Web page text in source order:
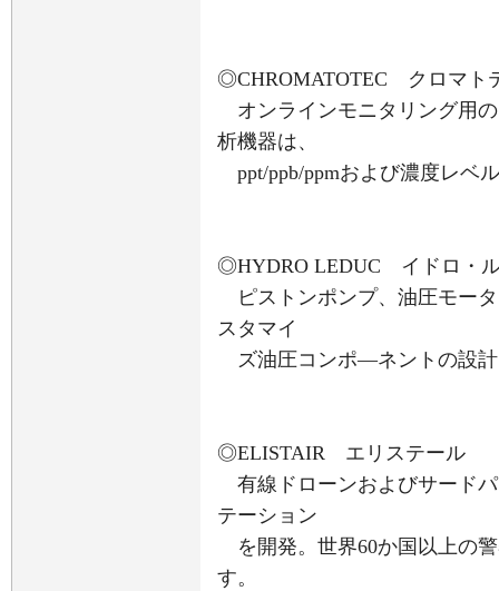
◎CHROMATOTEC クロマト
オンラインモニタリング用
析機器は、
ppt/ppb/ppmおよび濃度レベ
◎HYDRO LEDUC イドロ・
ピストンポンプ、油圧モー
スタマイ
ズ油圧コンポ―ネントの設計
◎ELISTAIR エリステール
有線ドローンおよびサード
テーション
を開発。世界60か国以上の
す。